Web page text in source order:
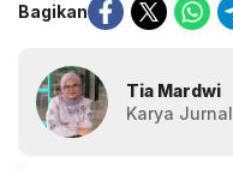
Bagikan
Tia Mardwi
Karya